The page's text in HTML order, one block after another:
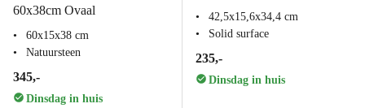
60x38cm Ovaal
60x15x38 cm
Natuursteen
345,-
Dinsdag in huis
42,5x15,6x34,4 cm
Solid surface
235,-
Dinsdag in huis